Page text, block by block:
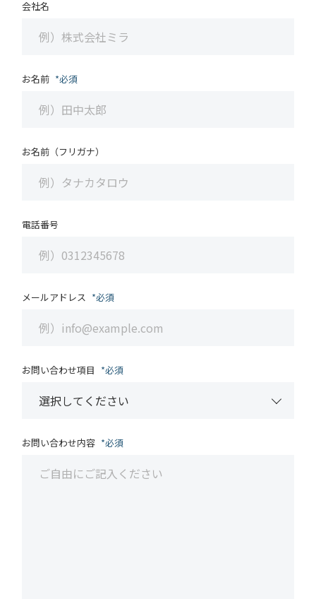
会社名
お名前 必須
お名前（フリガナ）
電話番号
メールアドレス 必須
お問い合わせ項目 必須
お問い合わせ内容 必須